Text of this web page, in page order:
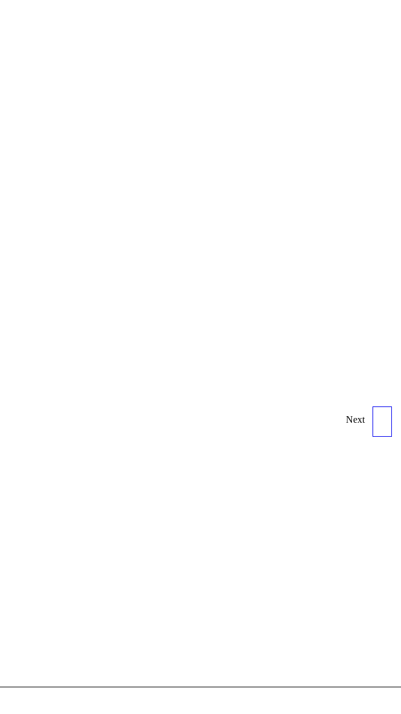
ORBEA OIZ H20 BLU-
Next